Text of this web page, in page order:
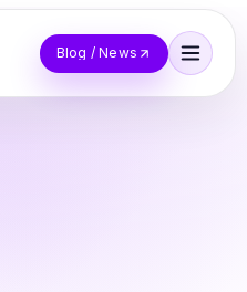
Blog / News